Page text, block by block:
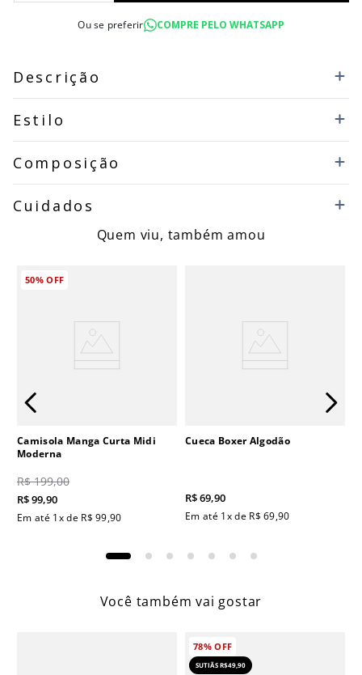
Ou se preferir COMPRE PELO WHATSAPP
Descrição
Estilo
Composição
Cuidados
Quem viu, também amou
50%OFF
Camisola Manga Curta Midi
Moderna
R$ 199,00
R$99,90
Em até 1x de R$ 99,90
Cueca Boxer Algodão
R$69,90
Em até 1x de R$ 69,90
Você também vai gostar
78%OFF
SUTIÃS R$49,90